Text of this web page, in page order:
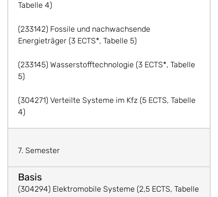
Tabelle 4)
(233142) Fossile und nachwachsende
Energieträger (3 ECTS*, Tabelle 5)
(233145) Wasserstofftechnologie (3 ECTS*, Tabelle
5)
(304271) Verteilte Systeme im Kfz (5 ECTS, Tabelle
4)
7. Semester
(304294) Elektromobile Systeme (2,5 ECTS, Tabelle